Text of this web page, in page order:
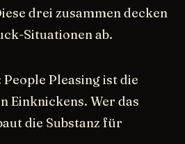
drei zusammen decken
Situationen ab.
People Pleasing ist die
Einknickens. Wer das
die Substanz für